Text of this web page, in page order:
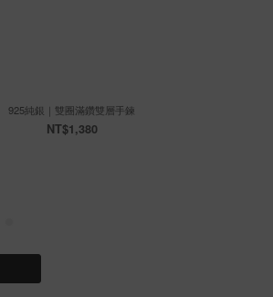
925純銀｜雙圈滿鑽雙層手鍊
NT$1,380